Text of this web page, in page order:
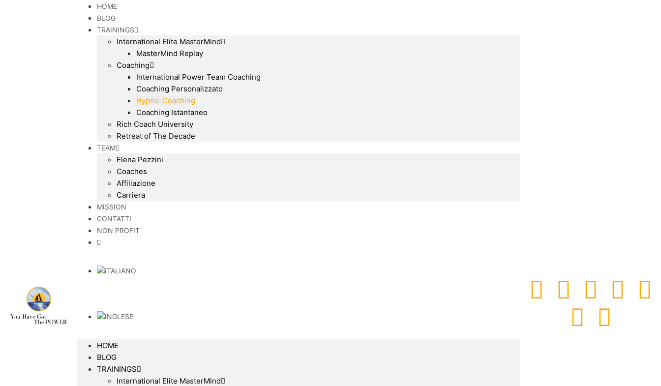
HOME
BLOG
TRAININGS
International Elite MasterMind
MasterMind Replay
Coaching
International Power Team Coaching
Coaching Personalizzato
Hypno-Coaching
Coaching Istantaneo
Rich Coach University
Retreat of The Decade
TEAM
Elena Pezzini
Coaches
Affiliazione
Carriera
MISSION
CONTATTI
NON PROFIT
HOME
BLOG
TRAININGS
International Elite MasterMind